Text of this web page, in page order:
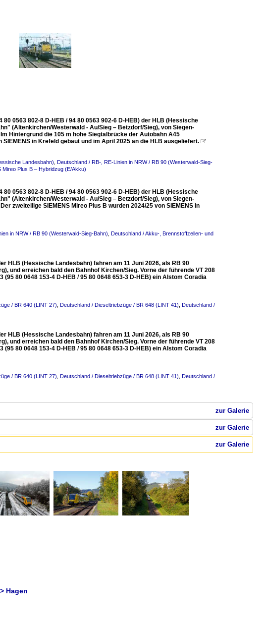
0563 802-8 D-HEB / 94 80 0563 902-6 D-HEB) der HLB (Hessische
(Altenkirchen/Westerwald - Au/Sieg – Betzdorf/Sieg), von Siegen-
Hintergrund die 105 m hohe Siegtalbrücke der Autobahn A45
in Krefeld gebaut und im April 2025 an die HLB ausgeliefert. 
Landesbahn) Deutschland / RB-, RE-Linien in NRW / RB 90 (Westerwald-Sieg-
Plus B – Hybridzug (E/Akku)
0563 802-8 D-HEB / 94 80 0563 902-6 D-HEB) der HLB (Hessische
(Altenkirchen/Westerwald - Au/Sieg – Betzdorf/Sieg), von Siegen-
zweiteilige SIEMENS Mireo Plus B wurden 2024/25 von SIEMENS in
in NRW / RB 90 (Westerwald-Sieg-Bahn) Deutschland / Akku-, Brennstoffzellen- und
HLB (Hessische Landesbahn) fahren am 11 Juni 2026, als RB 90
und erreichen bald den Bahnhof Kirchen/Sieg. Vorne der führende VT 208
80 0648 153-4 D-HEB / 95 80 0648 653-3 D-HEB) ein Alstom Coradia
/ BR 640 (LINT 27) Deutschland / Dieseltriebzüge / BR 648 (LINT 41) Deutschland /
HLB (Hessische Landesbahn) fahren am 11 Juni 2026, als RB 90
und erreichen bald den Bahnhof Kirchen/Sieg. Vorne der führende VT 208
80 0648 153-4 D-HEB / 95 80 0648 653-3 D-HEB) ein Alstom Coradia
/ BR 640 (LINT 27) Deutschland / Dieseltriebzüge / BR 648 (LINT 41) Deutschland /
zur Galerie
zur Galerie
zur Galerie
Hagen